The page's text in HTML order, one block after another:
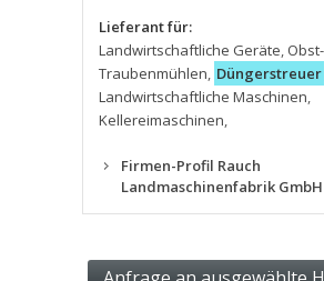
Lieferant für:
Landwirtschaftliche Geräte,
Traubenmühlen, Düngerstreuer
Landwirtschaftliche Maschinen,
Kellereimaschinen,
Firmen-Profil Rauch
Landmaschinenfabrik